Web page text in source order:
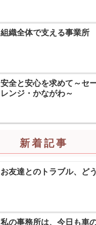
組織全体で支える事業所
安全と安心を求めて～セ
レンジ・かながわ～
新着記事
お友達とのトラブル、ど
私の事務所は、今日も車